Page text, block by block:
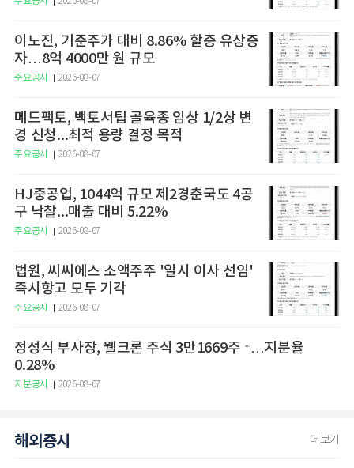
이노진, 기준주가 대비 8.86% 할증 유상증
자…8억 4000만 원 규모
주요공시 2026-08-07
메드팩토, 백토서팁 골육종 임상 1/2상 변
경 신청...최적 용량 결정 목적
주요공시 2026-08-07
HJ중공업, 1044억 규모 제2경춘국도 4공
구 낙찰...매출 대비 5.22%
주요공시 2026-08-07
법원, 씨씨에스 소액주주 '일시 이사 선임'
즉시항고 모두 기각
주요공시 2026-08-07
정성식 부사장, 웰크론 주식 3만1669주 ↑…지분율
0.28%
지분공시 2026-08-07
해외증시 더보기